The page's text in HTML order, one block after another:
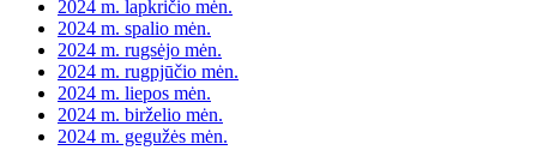
2024 m. lapkričio mėn.
2024 m. spalio mėn.
2024 m. rugsėjo mėn.
2024 m. rugpjūčio mėn.
2024 m. liepos mėn.
2024 m. birželio mėn.
2024 m. gegužės mėn.